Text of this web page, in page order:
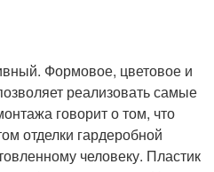
Формовое, цветовое и
реализовать самые
говорит о том, что
отделки гардеробной
человеку. Пластик